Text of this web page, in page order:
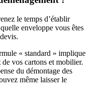
le temps d’établir
enveloppe vous êtes
« standard » implique
vos cartons et mobilier.
du démontage des
même laisser le